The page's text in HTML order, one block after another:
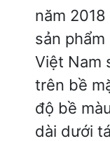
năm
sản
Việt Nam
trên bề
độ bề
dài dưới